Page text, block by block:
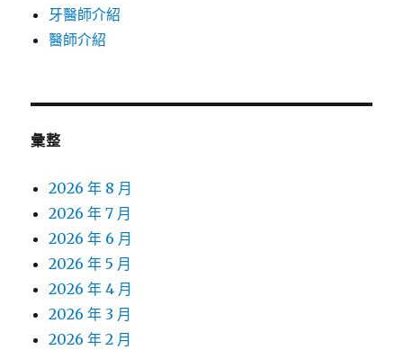
牙醫師介紹
醫師介紹
彙整
2026 年 8 月
2026 年 7 月
2026 年 6 月
2026 年 5 月
2026 年 4 月
2026 年 3 月
2026 年 2 月